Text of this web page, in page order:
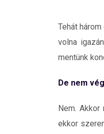
Tehát
volna
mentünk
De nem
Nem.
ekkor